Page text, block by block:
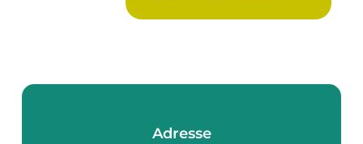
Adresse